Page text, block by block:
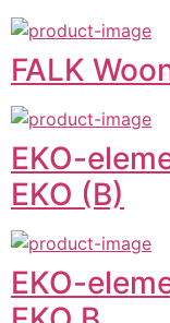
FALK
EKO-
EKO (B)
EKO-